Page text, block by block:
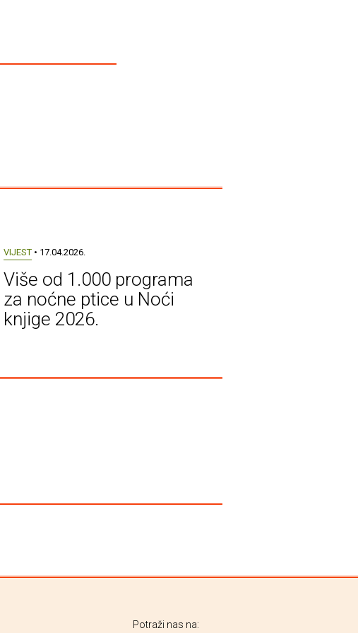
VIJEST• 17.04.2026.
Više od 1.000 programa
za noćne ptice u Noći
knjige 2026.
Potraži nas na: